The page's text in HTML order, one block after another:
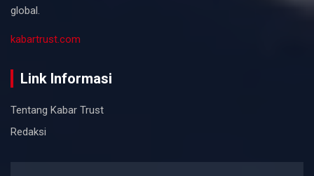
global.
kabartrust.com
Link Informasi
Tentang Kabar Trust
Redaksi